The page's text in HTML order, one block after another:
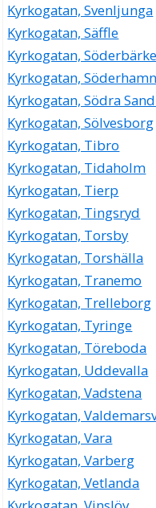
Kyrkogatan, Svenljunga
Kyrkogatan, Säffle
Kyrkogatan, Söderbärke
Kyrkogatan, Söderhamn
Kyrkogatan, Södra
Kyrkogatan, Sölvesborg
Kyrkogatan, Tibro
Kyrkogatan, Tidaholm
Kyrkogatan, Tierp
Kyrkogatan, Tingsryd
Kyrkogatan, Torsby
Kyrkogatan, Torshälla
Kyrkogatan, Tranemo
Kyrkogatan, Trelleborg
Kyrkogatan, Tyringe
Kyrkogatan, Töreboda
Kyrkogatan, Uddevalla
Kyrkogatan, Vadstena
Kyrkogatan,
Kyrkogatan, Vara
Kyrkogatan, Varberg
Kyrkogatan, Vetlanda